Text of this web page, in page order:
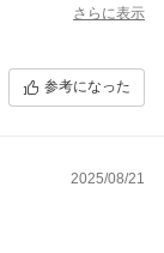
さらに表示
参考になった
2025/08/21